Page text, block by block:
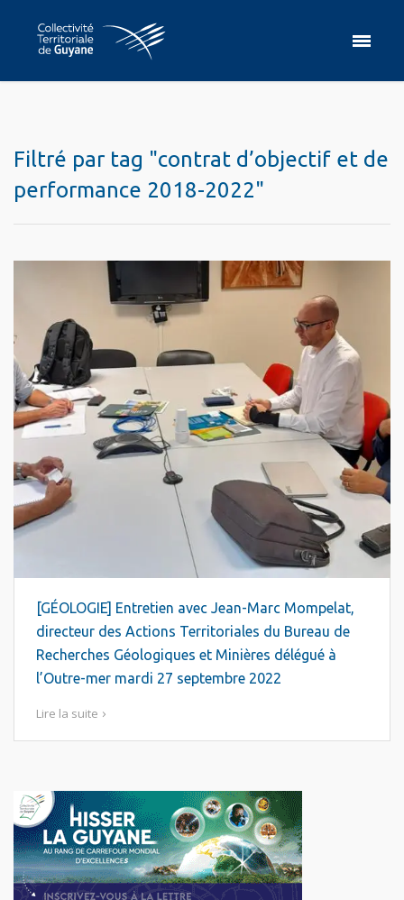
Filtré par tag "contrat d’objectif et de
performance 2018-2022"
[GÉOLOGIE] Entretien avec Jean-Marc Mompelat,
directeur des Actions Territoriales du Bureau de
Recherches Géologiques et Minières délégué à
l’Outre-mer mardi 27 septembre 2022
Lire la suite